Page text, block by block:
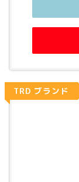
TRD ブランド